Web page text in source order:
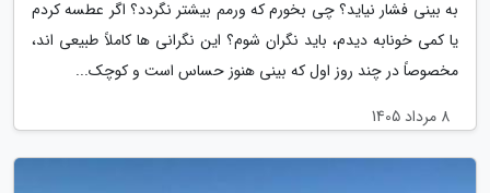
به بینی فشار نیاید؟ چی بخورم که ورمم بیشتر نگردد؟ اگر عطسه کردم
یا کمی خونابه دیدم، باید نگران شوم؟ این نگرانی ها کاملاً طبیعی اند،
مخصوصاً در چند روز اول که بینی هنوز حساس است و کوچک...
8 مرداد 1405